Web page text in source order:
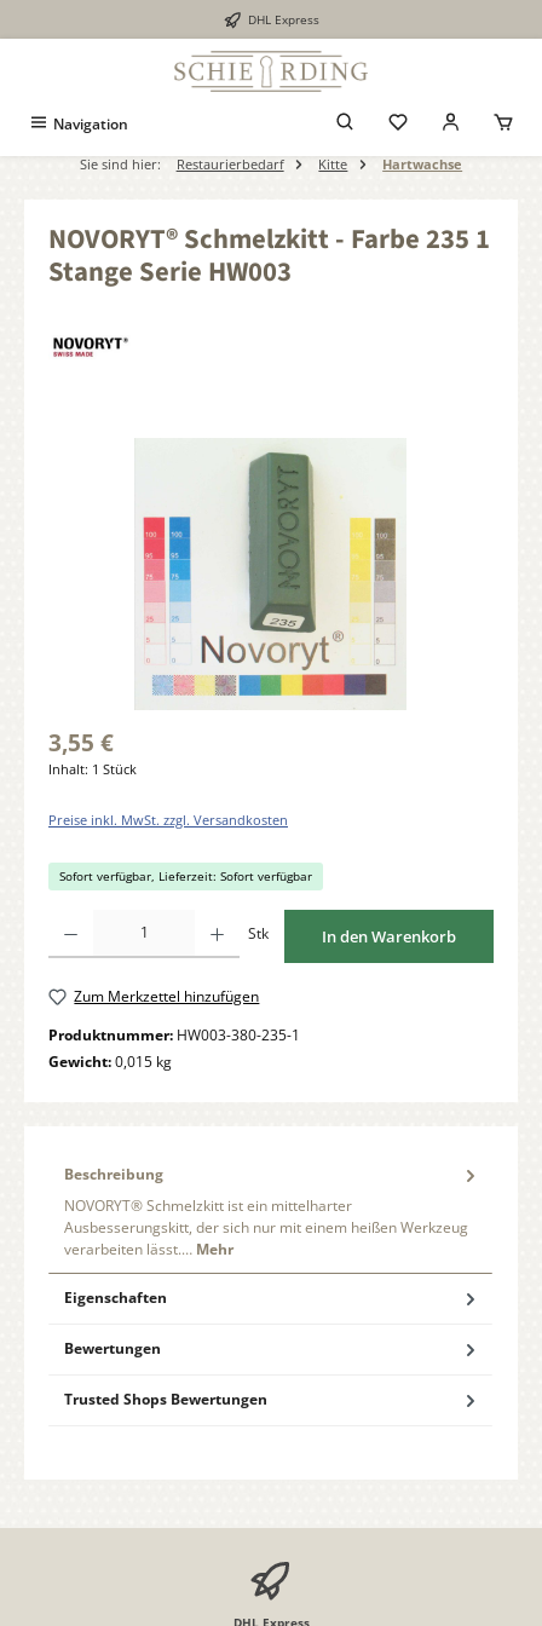
DHL Express
Navigation
Sie sind hier: Restaurierbedarf Kitte Hartwachse
NOVORYT® Schmelzkitt - Farbe 235 1
Stange Serie HW003
3,55 €
Inhalt: 1 Stück
Preise inkl. MwSt. zzgl. Versandkosten
Sofort verfügbar, Lieferzeit: Sofort verfügbar
Stk In den Warenkorb
Zum Merkzettel hinzufügen
Produktnummer: HW003-380-235-1
Gewicht:0,015 kg
Beschreibung
NOVORYT® Schmelzkitt ist ein mittelharter
Ausbesserungskitt, der sich nur mit einem heißen Werkzeug
verarbeiten lässt.… Mehr
Eigenschaften
Bewertungen
Trusted Shops Bewertungen
DHL Express